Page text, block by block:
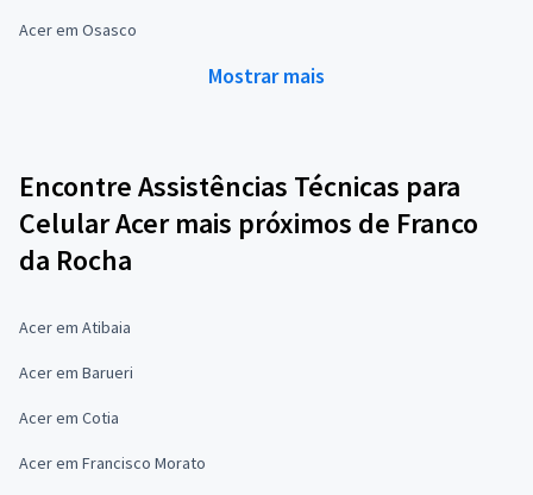
Acer em Osasco
Mostrar mais
Encontre Assistências Técnicas para
Celular Acer mais próximos de Franco
da Rocha
Acer em Atibaia
Acer em Barueri
Acer em Cotia
Acer em Francisco Morato